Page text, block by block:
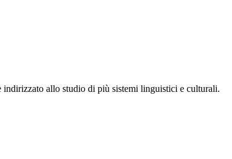
allo studio di più sistemi linguistici e culturali.